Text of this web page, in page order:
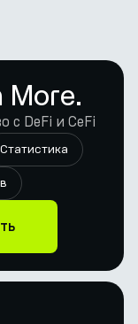
More.
с DeFi и CeFi
Статистика